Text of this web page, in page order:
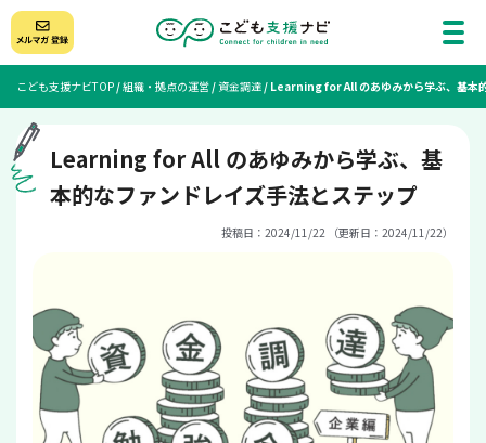
こども支援ナビTOP/組織・拠点の運営/資金調達/ Learning for All のあゆみから学ぶ、基本
Learning for All のあゆみから学ぶ、基
本的なファンドレイズ手法とステップ
投稿日：2024/11/22 （更新日：2024/11/22）